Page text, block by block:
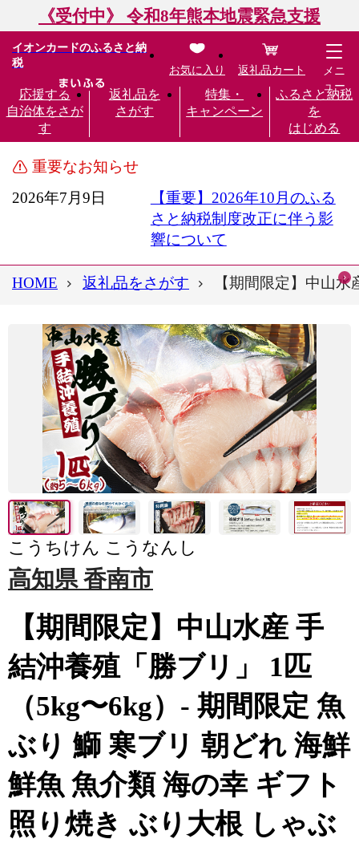
《受付中》 令和8年熊本地震緊急支援
イオンカードのふるさと納
税
応援する
自治体をさが
す
返礼品を
さがす
特集・
キャンペーン
ふるさと納税
を
はじめる
お気に入り 返礼品カート
メニ
ュー
重要なお知らせ
2026年7月9日
【重要】2026年10月のふる
さと納税制度改正に伴う影
響について
HOME 返礼品をさがす 【期間限定】中山
こうちけん こうなんし
高知県 香南市
【期間限定】中山水産 手
結沖養殖「勝ブリ」 1匹
（5kg〜6kg）- 期間限定 魚
ぶり 鰤 寒ブリ 朝どれ 海鮮
鮮魚 魚介類 海の幸 ギフト
照り焼き ぶり大根 しゃぶ